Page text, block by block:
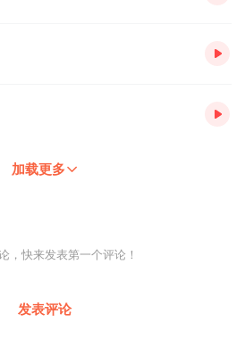
加载更多
，快来发表第一个评论！
发表评论